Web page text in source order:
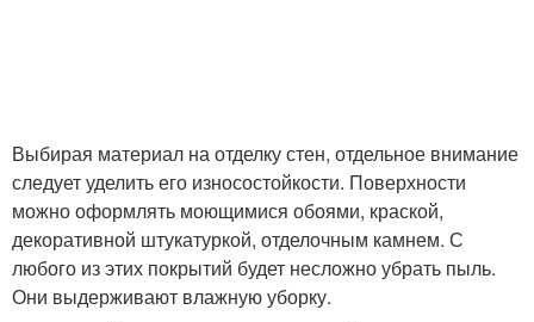
Выбирая материал на отделку стен, отдельное внимание
следует уделить его износостойкости. Поверхности
можно оформлять моющимися обоями, краской,
декоративной штукатуркой, отделочным камнем. С
любого из этих покрытий будет несложно убрать пыль.
Они выдерживают влажную уборку.